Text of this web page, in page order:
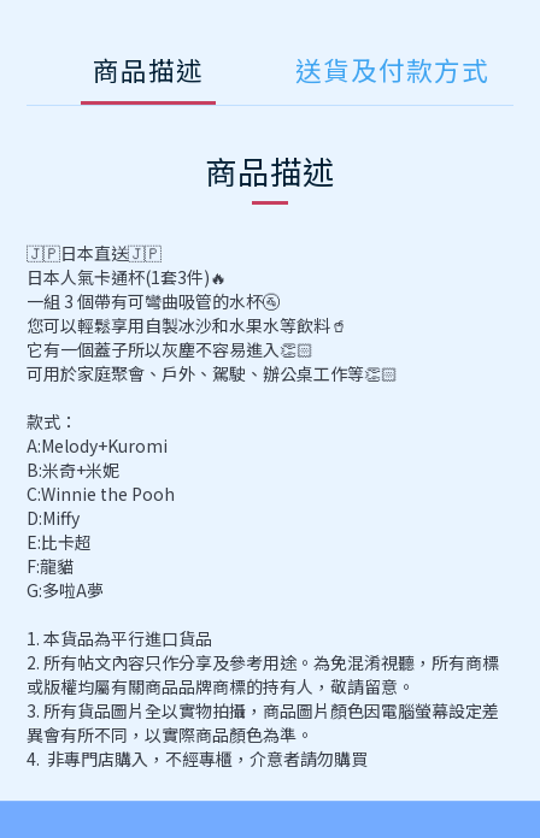
商品描述 送貨及付款方式
商品描述
🇯🇵日本直送🇯🇵
日本人氣卡通杯(1套3件)🔥
一組 3 個帶有可彎曲吸管的水杯🚰
您可以輕鬆享用自製冰沙和水果水等飲料🥤
它有一個蓋子所以灰塵不容易進入👏🏻
可用於家庭聚會、戶外、駕駛、辦公桌工作等👏🏻
款式：
A:Melody+Kuromi
B:米奇+米妮
C:Winnie the Pooh
D:Miffy
E:比卡超
F:龍貓
G:多啦A夢
1. 本貨品為平行進口貨品
2. 所有帖文內容只作分享及參考用途。為免混淆視聽，所有商標
或版權均屬有關商品品牌商標的持有人，敬請留意。
3. 所有貨品圖片全以實物拍攝，商品圖片顏色因電腦螢幕設定差
異會有所不同，以實際商品顏色為準。
4. 非專門店購入，不經專櫃，介意者請勿購買